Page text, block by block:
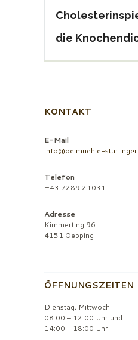
die
KONTAKT
E-Mail
info@oelmuehle-
Telefon
+43 7289 21031
Adresse
Kimmerting 96
4151 Oepping
ÖFFNUNGSZEITEN
Dienstag, Mittwoch
08:00 – 12:00 Uhr und
14:00 – 18:00 Uhr